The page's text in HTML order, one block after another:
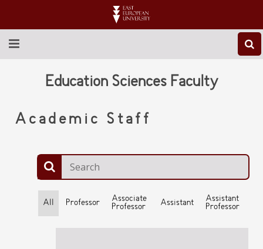
ABOUT EEU
EDUCATION
RESEARCH
INTERNATIONAL
Education Sciences Faculty
Academic Staff
All Assistant Assistant
Professor
Associate
Professor
Professor